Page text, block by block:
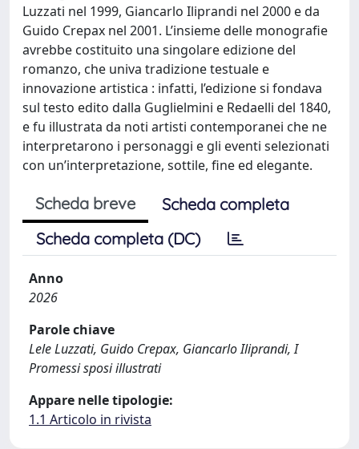
Luzzati nel 1999, Giancarlo Iliprandi nel 2000 e da
Guido Crepax nel 2001. L’insieme delle monografie
avrebbe costituito una singolare edizione del
romanzo, che univa tradizione testuale e
innovazione artistica : infatti, l’edizione si fondava
sul testo edito dalla Guglielmini e Redaelli del 1840,
e fu illustrata da noti artisti contemporanei che ne
interpretarono i personaggi e gli eventi selezionati
con un’interpretazione, sottile, fine ed elegante.
Scheda breve
Scheda completa
Scheda completa (DC)
Anno
2026
Parole chiave
Lele Luzzati, Guido Crepax, Giancarlo Iliprandi, I
Promessi sposi illustrati
Appare nelle tipologie:
1.1 Articolo in rivista